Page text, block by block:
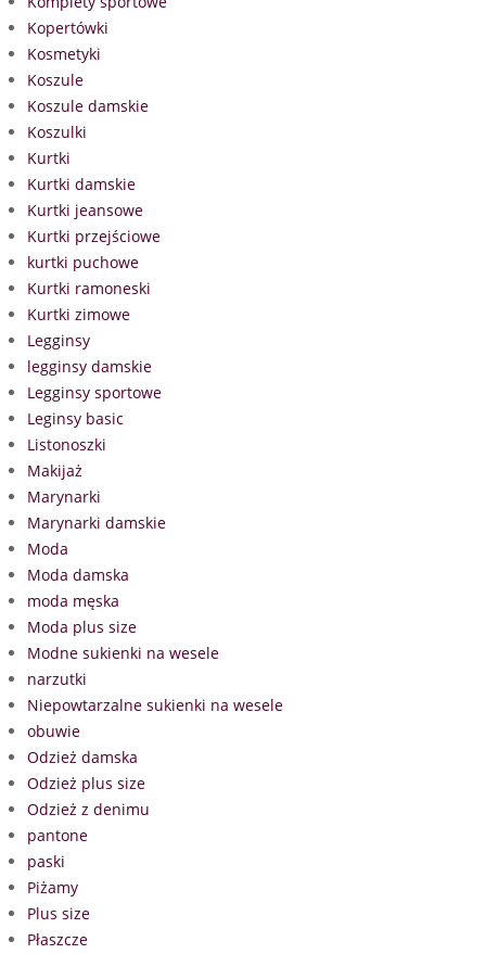
Kopertówki
Kosmetyki
Koszule
Koszule damskie
Koszulki
Kurtki
Kurtki damskie
Kurtki jeansowe
Kurtki przejściowe
kurtki puchowe
Kurtki ramoneski
Kurtki zimowe
Legginsy
legginsy damskie
Legginsy sportowe
Leginsy basic
Listonoszki
Makijaż
Marynarki
Marynarki damskie
Moda
Moda damska
moda męska
Moda plus size
Modne sukienki na wesele
narzutki
Niepowtarzalne sukienki na wesele
obuwie
Odzież damska
Odzież plus size
Odzież z denimu
pantone
paski
Piżamy
Plus size
Płaszcze